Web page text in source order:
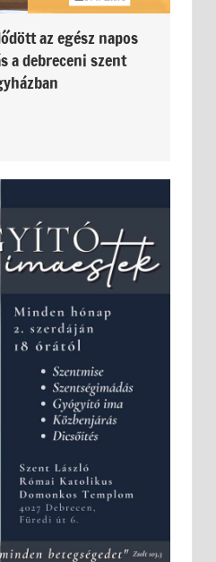
az egész napos
a debreceni szent